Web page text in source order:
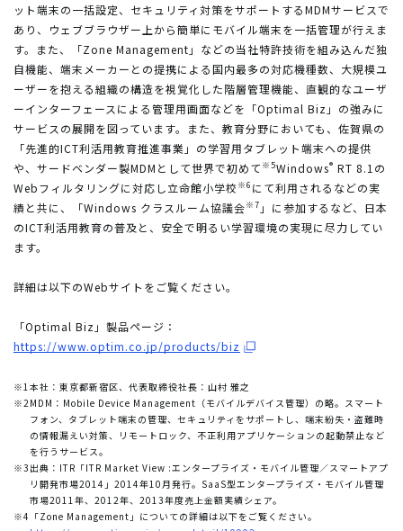
ット端末の一括設定、セキュリティ対策をサポートするMDMサービスで
あり、ウェブブラウザー上から簡単にモバイル端末を一括管理が行えま
す。また、「Zone Management」などの当社特許技術を組み込んだ独
自機能、端末メーカーとの提携による国内最多の対応機種数、大規模ユ
ーザーを抱える組織の構造を視覚化した階層管理機能、直観的なユーザ
ーインターフェースによる管理用画面などを「Optimal Biz」の強みに
サービスの展開を図っています。また、教育分野においても、佐賀県の
「先進的ICT利活用教育推進事業」の学習用タブレット端末への提供
や、サードベンダー製MDMとして世界で初めて ※5Windows® RT 8.1の
Webフィルタリングに対応し立命館小学校 ※6 にて利用されるなどの実
績と共に、「Windows クラスルーム協議会※7 」に参加するなど、日本
のICT利活用教育の普及と、安全で明るい学習環境の実現に尽力してい
ます。
詳細は以下のWebサイトをご覧ください。
「Optimal Biz」製品ページ：
https://www.optim.co.jp/products/biz
※1本社：東京都新宿区、代表取締役社長：山村 雅之
※2MDM：Mobile Device Management（モバイルデバイス管理）の略。スマート
フォン、タブレット端末の管理、セキュリティをサポートし、端末紛失・盗難時
の情報漏えい対策、リモートロック、不正利用アプリケーションの起動禁止など
を行うサービス。
※3 出典：ITR「ITR Market View :エンタープライズ・モバイル管理／スマートアプ
リ開発市場2014」2014年10月発行。SaaS型エンタープライズ・モバイル管理
市場2011年、2012年、2013年度売上金額実績シェア。
※4 「Zone Management」についての詳細は以下をご覧ください。